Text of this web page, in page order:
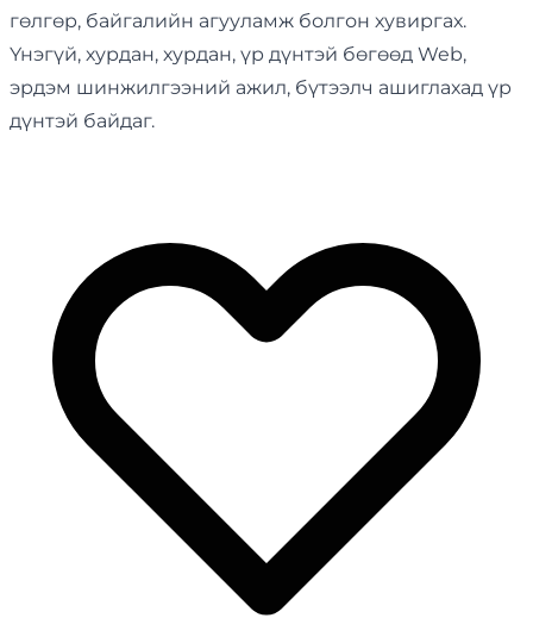
гөлгөр, байгалийн агууламж болгон хувиргах.
Үнэгүй, хурдан, хурдан, үр дүнтэй бөгөөд Web,
эрдэм шинжилгээний ажил, бүтээлч ашиглахад үр
дүнтэй байдаг.